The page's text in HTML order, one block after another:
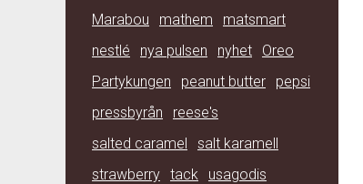
Marabou
mathem
matsmart
nestlé
nya pulsen nyhet
Oreo
Partykungen
peanut butter
pepsi
pressbyrån
reese's
salted caramel
salt karamell
strawberry tack usagodis